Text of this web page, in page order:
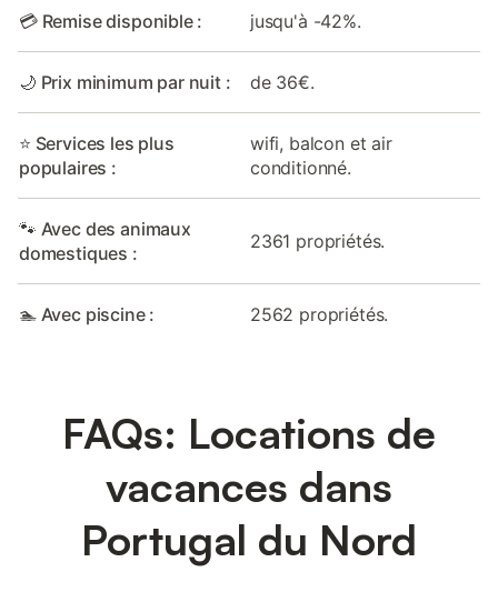
💳 Remise disponible : jusqu'à -42%.
🌙 Prix minimum par nuit : de 36€.
⭐ Services les plus
populaires :
wifi, balcon et air
conditionné.
🐾 Avec des animaux
domestiques :
2361 propriétés.
🏊 Avec piscine : 2562 propriétés.
FAQs: Locations de
vacances dans
Portugal du Nord